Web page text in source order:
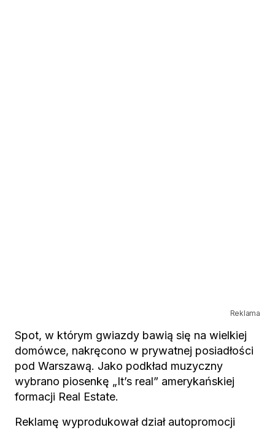
Reklama
Spot, w którym gwiazdy bawią się na wielkiej
domówce, nakręcono w prywatnej posiadłości
pod Warszawą. Jako podkład muzyczny
wybrano piosenkę „It’s real” amerykańskiej
formacji Real Estate.
Reklamę wyprodukował dział autopromocji